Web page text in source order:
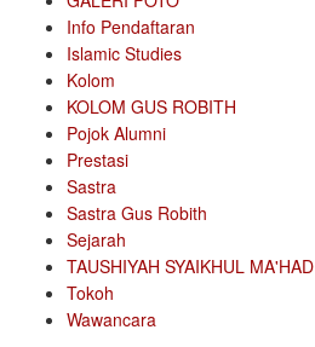
Info Pendaftaran
Islamic Studies
Kolom
KOLOM GUS ROBITH
Pojok Alumni
Prestasi
Sastra
Sastra Gus Robith
Sejarah
TAUSHIYAH SYAIKHUL MA'HAD
Tokoh
Wawancara